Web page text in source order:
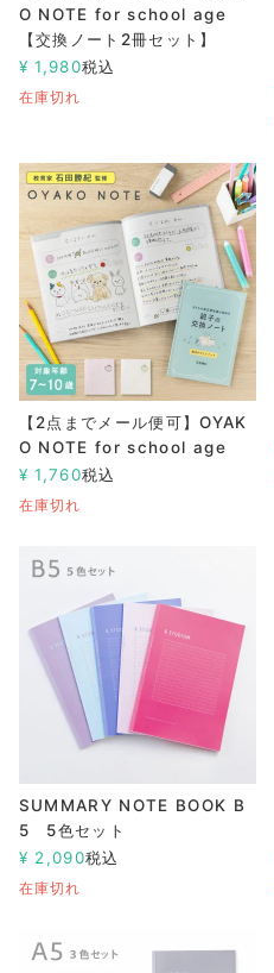
O NOTE for school age
【交換ノート2冊セット】
¥ 1,980税込
在庫切れ
【2点までメール便可】OYAK
O NOTE for school age
¥ 1,760税込
在庫切れ
SUMMARY NOTE BOOK B
5 5色セット
¥ 2,090税込
在庫切れ